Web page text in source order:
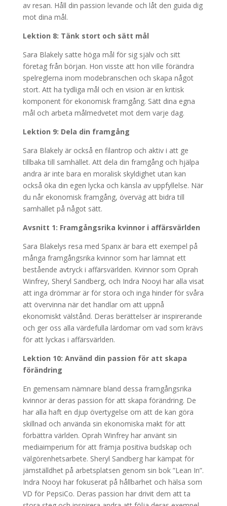
av resan. Håll din passion levande och låt den guida dig
mot dina mål.
Lektion 8: Tänk stort och sätt mål
Sara Blakely satte höga mål för sig själv och sitt
företag från början. Hon visste att hon ville förändra
spelreglerna inom modebranschen och skapa något
stort. Att ha tydliga mål och en vision är en kritisk
komponent för ekonomisk framgång. Sätt dina egna
mål och arbeta målmedvetet mot dem varje dag.
Lektion 9: Dela din framgång
Sara Blakely är också en filantrop och aktiv i att ge
tillbaka till samhället. Att dela din framgång och hjälpa
andra är inte bara en moralisk skyldighet utan kan
också öka din egen lycka och känsla av uppfyllelse. När
du når ekonomisk framgång, överväg att bidra till
samhället på något sätt.
Avsnitt 1: Framgångsrika kvinnor i affärsvärlden
Sara Blakelys resa med Spanx är bara ett exempel på
många framgångsrika kvinnor som har lämnat ett
bestående avtryck i affärsvärlden. Kvinnor som Oprah
Winfrey, Sheryl Sandberg, och Indra Nooyi har alla visat
att inga drömmar är för stora och inga hinder för svåra
att övervinna när det handlar om att uppnå
ekonomiskt välstånd. Deras berättelser är inspirerande
och ger oss alla värdefulla lärdomar om vad som krävs
för att lyckas i affärsvärlden.
Lektion 10: Använd din passion för att skapa
förändring
En gemensam nämnare bland dessa framgångsrika
kvinnor är deras passion för att skapa förändring. De
har alla haft en djup övertygelse om att de kan göra
skillnad och använda sin ekonomiska makt för att
förbättra världen. Oprah Winfrey har använt sin
mediaimperium för att främja positiva budskap och
välgörenhetsarbete. Sheryl Sandberg har kämpat för
jämställdhet på arbetsplatsen genom sin bok ”Lean In”.
Indra Nooyi har fokuserat på hållbarhet och hälsa som
VD för PepsiCo. Deras passion har drivit dem att ta